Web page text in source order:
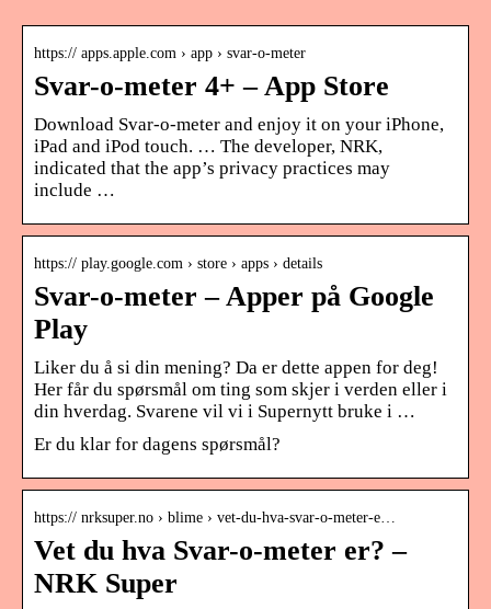
https:// apps.apple.com › app › svar-o-meter
Svar-o-meter 4+ – App Store
Download Svar-o-meter and enjoy it on your iPhone,
iPad and iPod touch. … The developer, NRK,
indicated that the app’s privacy practices may
include …
https:// play.google.com › store › apps › details
Svar-o-meter – Apper på Google
Play
Liker du å si din mening? Da er dette appen for deg!
Her får du spørsmål om ting som skjer i verden eller i
din hverdag. Svarene vil vi i Supernytt bruke i …
Er du klar for dagens spørsmål?
https:// nrksuper.no › blime › vet-du-hva-svar-o-meter-e…
Vet du hva Svar-o-meter er? –
NRK Super